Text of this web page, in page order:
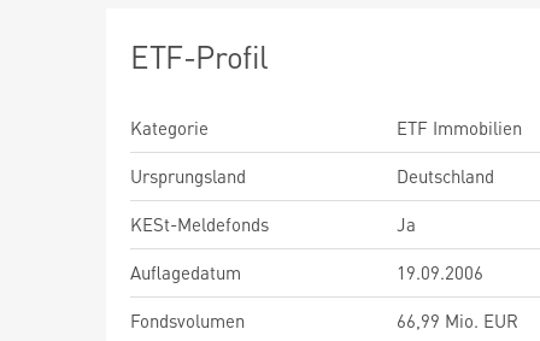
ETF-Profil
Kategorie
ETF Immobilien
Ursprungsland
Deutschland
KESt-Meldefonds
Ja
Auflagedatum
19.09.2006
Fondsvolumen
66,99 Mio. EUR